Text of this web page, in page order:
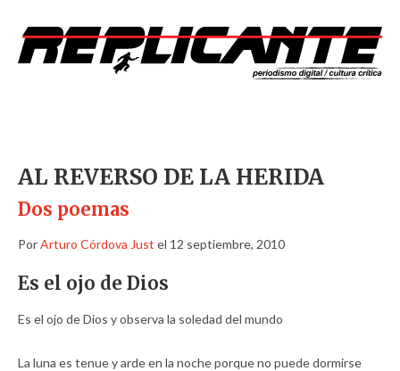
AL REVERSO DE LA HERIDA
Dos poemas
PorArturo Córdova Just el 12 septiembre, 2010
Es el ojo de Dios
Es el ojo de Dios y observa la soledad del mundo
La luna es tenue y arde en la noche porque no puede dormirse